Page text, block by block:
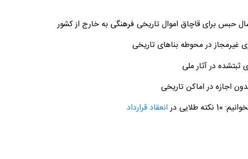
حبس برای قاچاق اموال تاریخی فرهنگی به خارج از کشور
در محوطه بناهای تاریخی
اجازه در اماکن تاریخی
نکته طلایی در
انعقاد قرارداد